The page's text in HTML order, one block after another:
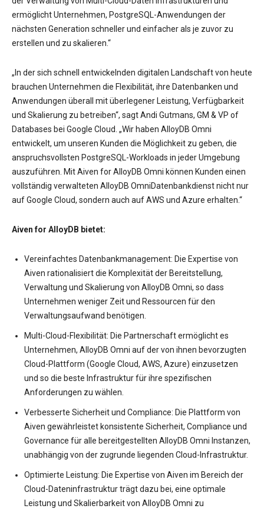
ermöglicht Unternehmen, PostgreSQL-Anwendungen der
nächsten Generation schneller und einfacher als je zuvor zu
erstellen und zu skalieren.“
„In der sich schnell entwickelnden digitalen Landschaft von heute
brauchen Unternehmen die Flexibilität, ihre Datenbanken und
Anwendungen überall mit überlegener Leistung, Verfügbarkeit
und Skalierung zu betreiben“, sagt Andi Gutmans, GM & VP of
Databases bei Google Cloud. „Wir haben AlloyDB Omni
entwickelt, um unseren Kunden die Möglichkeit zu geben, die
anspruchsvollsten PostgreSQL-Workloads in jeder Umgebung
auszuführen. Mit Aiven for AlloyDB Omni können Kunden einen
vollständig verwalteten AlloyDB OmniDatenbankdienst nicht nur
auf Google Cloud, sondern auch auf AWS und Azure erhalten.“
Aiven for AlloyDB bietet:
Vereinfachtes Datenbankmanagement: Die Expertise von
Aiven rationalisiert die Komplexität der Bereitstellung,
Verwaltung und Skalierung von AlloyDB Omni, so dass
Unternehmen weniger Zeit und Ressourcen für den
Verwaltungsaufwand benötigen.
Multi-Cloud-Flexibilität: Die Partnerschaft ermöglicht es
Unternehmen, AlloyDB Omni auf der von ihnen bevorzugten
Cloud-Plattform (Google Cloud, AWS, Azure) einzusetzen
und so die beste Infrastruktur für ihre spezifischen
Anforderungen zu wählen.
Verbesserte Sicherheit und Compliance: Die Plattform von
Aiven gewährleistet konsistente Sicherheit, Compliance und
Governance für alle bereitgestellten AlloyDB Omni Instanzen,
unabhängig von der zugrunde liegenden Cloud-Infrastruktur.
Optimierte Leistung: Die Expertise von Aiven im Bereich der
Cloud-Dateninfrastruktur trägt dazu bei, eine optimale
Leistung und Skalierbarkeit von AlloyDB Omni zu